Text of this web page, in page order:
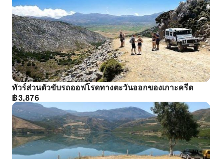
ทัวร์ส่วนตัวขับรถออฟโรดทางตะวันออกของเกาะครีต
฿3,876